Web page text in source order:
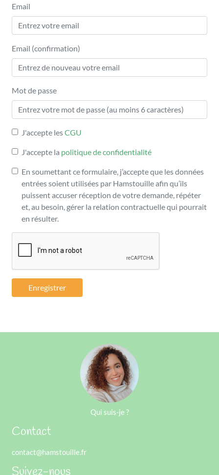
Email
Email (confirmation)
Mot de passe
J'accepte lesCGU
J'accepte la politique de confidentialité
En soumettant ce formulaire, j’accepte que les données
entrées soient utilisées par Hamstouille afin qu’ils
puissent accuser réception de votre demande, répéter
et, au besoin, gérer la relation contractuelle qui pourrait
en résulter.
Enregistrer
Qui suis-je ?
Contact
contact@hamstouille.fr
Suivez-nous